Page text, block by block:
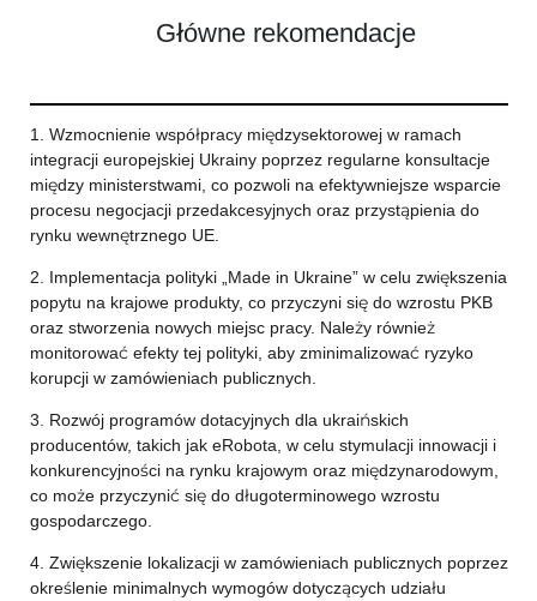
Główne rekomendacje
1. Wzmocnienie współpracy międzysektorowej w ramach
integracji europejskiej Ukrainy poprzez regularne konsultacje
między ministerstwami, co pozwoli na efektywniejsze wsparcie
procesu negocjacji przedakcesyjnych oraz przystąpienia do
rynku wewnętrznego UE.
2. Implementacja polityki „Made in Ukraine” w celu zwiększenia
popytu na krajowe produkty, co przyczyni się do wzrostu PKB
oraz stworzenia nowych miejsc pracy. Należy również
monitorować efekty tej polityki, aby zminimalizować ryzyko
korupcji w zamówieniach publicznych.
3. Rozwój programów dotacyjnych dla ukraińskich
producentów, takich jak eRobota, w celu stymulacji innowacji i
konkurencyjności na rynku krajowym oraz międzynarodowym,
co może przyczynić się do długoterminowego wzrostu
gospodarczego.
4. Zwiększenie lokalizacji w zamówieniach publicznych poprzez
określenie minimalnych wymogów dotyczących udziału